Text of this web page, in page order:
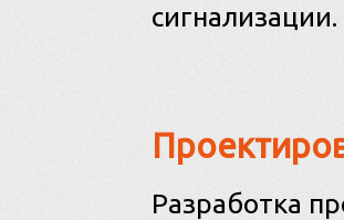
сигнализации.
Разработка